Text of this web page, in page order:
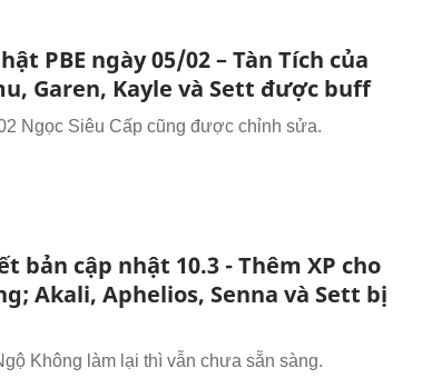
PBE ngày 05/02 – Tàn Tích của
Garen, Kayle và Sett được buff
Ngọc Siêu Cấp cũng được chỉnh sửa.
bản cập nhật 10.3 - Thêm XP cho
Akali, Aphelios, Senna và Sett bị
Không làm lại thì vẫn chưa sẵn sàng.